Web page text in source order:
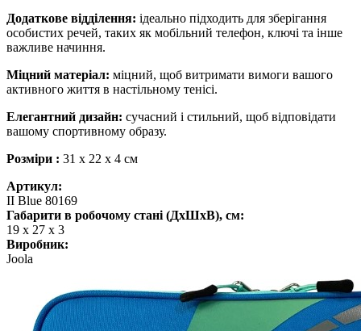
Додаткове відділення: ідеально підходить для зберігання
особистих речей, таких як мобільний телефон, ключі та інше
важливе начиння.
Міцний матеріал: міцний, щоб витримати вимоги вашого
активного життя в настільному тенісі.
Елегантний дизайн: сучасний і стильний, щоб відповідати
вашому спортивному образу.
Розміри : 31 х 22 х 4 см
Артикул:
II Blue 80169
Габарити в робочому стані (ДхШхВ), см:
19 х 27 х 3
Виробник:
Joola